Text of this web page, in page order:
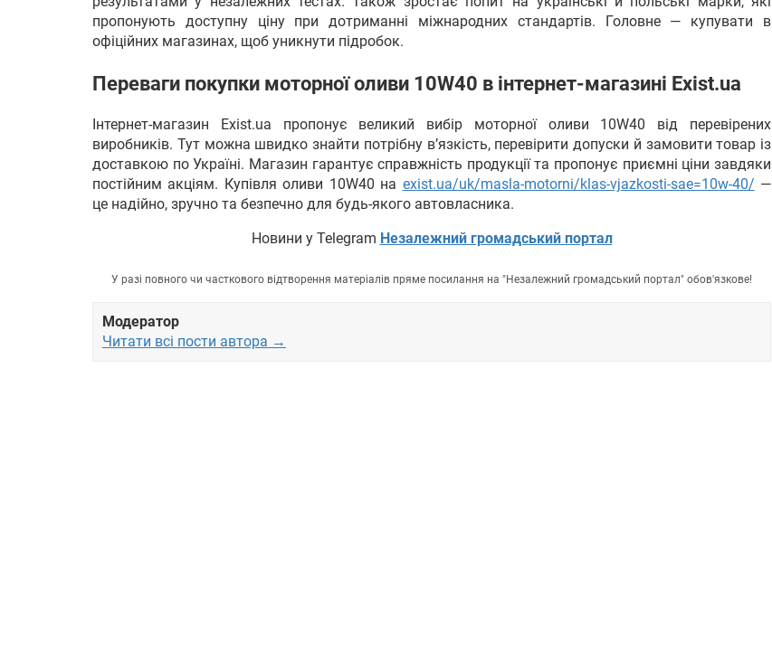
пропонують доступну ціну при дотриманні міжнародних стандартів. Головне — купувати в
офіційних магазинах, щоб уникнути підробок.
Переваги покупки моторної оливи 10W40 в інтернет-магазині Exist.ua
Інтернет-магазин Exist.ua пропонує великий вибір моторної оливи 10W40 від перевірених
виробників. Тут можна швидко знайти потрібну в’язкість, перевірити допуски й замовити товар із
доставкою по Україні. Магазин гарантує справжність продукції та пропонує приємні ціни завдяки
постійним акціям. Купівля оливи 10W40 на exist.ua/uk/masla-motorni/klas-vjazkosti-sae=10w-40/ —
це надійно, зручно та безпечно для будь-якого автовласника.
Новини у Telegram Незалежний громадський портал
У разі повного чи часткового відтворення матеріалів пряме посилання на "Незалежний громадський портал" обов'язкове!
Модератор
Читати всі пости автора →